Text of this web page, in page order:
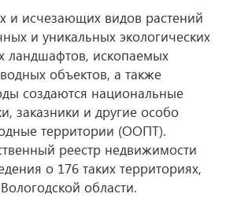
и исчезающих видов растений
и уникальных экологических
ландшафтов, ископаемых
объектов, а также
создаются национальные
заказники и другие особо
территории (ООПТ).
реестр недвижимости
о 176 таких территориях,
области.